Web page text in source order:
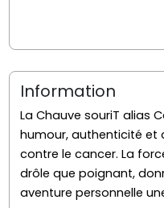
Information
La Chauve souriT alias
humour, authenticité et
contre le cancer. La
drôle que poignant,
aventure personnelle